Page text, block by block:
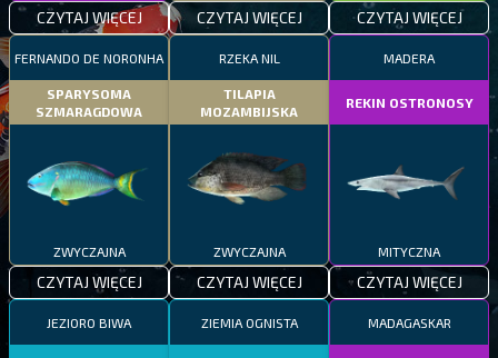
CZYTAJ WIĘCEJ CZYTAJ WIĘCEJ CZYTAJ WIĘCEJ
FERNANDO DE NORONHA
SPARYSOMA
SZMARAGDOWA
ZWYCZAJNA
CZYTAJ WIĘCEJ
RZEKA NIL
TILAPIA
MOZAMBIJSKA
ZWYCZAJNA
CZYTAJ WIĘCEJ
MADERA
REKIN OSTRONOSY
MITYCZNA
CZYTAJ WIĘCEJ
JEZIORO BIWA ZIEMIA OGNISTA MADAGASKAR